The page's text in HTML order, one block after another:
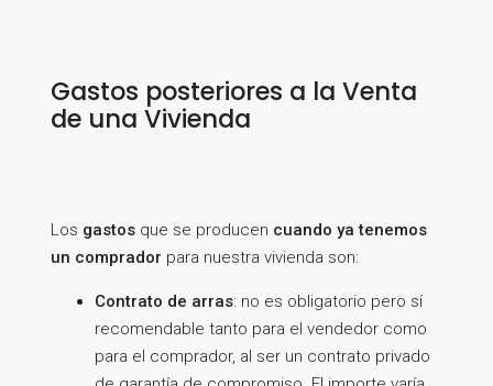
Gastos posteriores a la Venta
de una Vivienda
Los gastos que se producen cuando ya tenemos
un comprador para nuestra vivienda son:
Contrato de arras: no es obligatorio pero sí
recomendable tanto para el vendedor como
para el comprador, al ser un contrato privado